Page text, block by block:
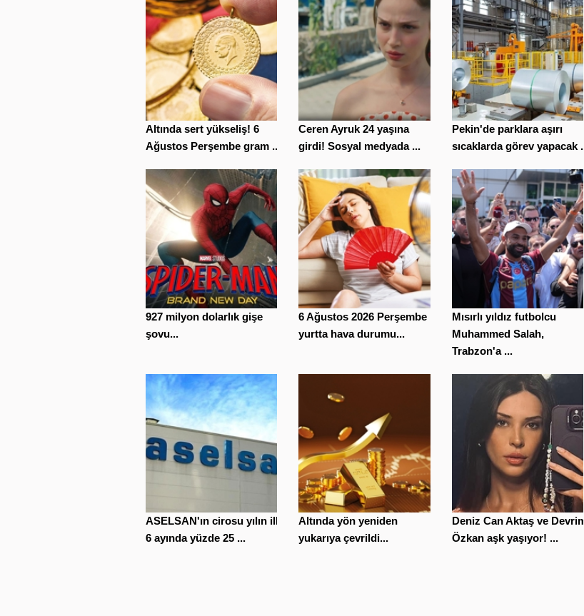
Altında sert yükseliş! 6
Ağustos Perşembe gram ...
Ceren Ayruk 24 yaşına
girdi! Sosyal medyada ...
Pekin'de parklara aşırı
sıcaklarda görev yapacak ...
927 milyon dolarlık gişe
şovu...
6 Ağustos 2026 Perşembe
yurtta hava durumu...
Mısırlı yıldız futbolcu
Muhammed Salah,
Trabzon'a ...
ASELSAN'ın cirosu yılın ilk
6 ayında yüzde 25 ...
Altında yön yeniden
yukarıya çevrildi...
Deniz Can Aktaş ve Devrim
Özkan aşk yaşıyor! ...